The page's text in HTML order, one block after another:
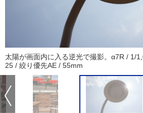
太陽が画面内に入る逆光で撮影。α7R / 1/
25 / 絞り優先AE / 55mm